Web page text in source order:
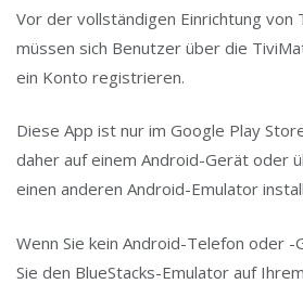
Vor der vollständigen Einrichtung von
müssen sich Benutzer über die
ein Konto registrieren.
Diese App ist nur im Google Play
daher auf einem Android-Gerät oder
einen anderen Android-Emulator
Wenn Sie kein Android-Telefon oder -
Sie den BlueStacks-Emulator auf